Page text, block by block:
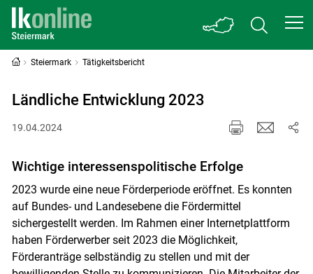
Steiermark Tätigkeitsbericht
Ländliche Entwicklung 2023
19.04.2024
Wichtige interessenspolitische Erfolge
2023 wurde eine neue Förderperiode eröffnet. Es konnten
auf Bundes- und Landesebene die Fördermittel
sichergestellt werden. Im Rahmen einer Internetplattform
haben Förderwerber seit 2023 die Möglichkeit,
Förderanträge selbständig zu stellen und mit der